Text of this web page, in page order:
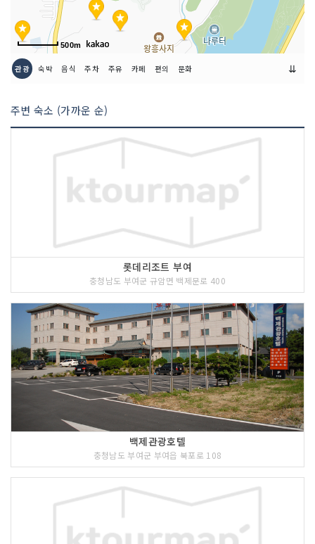
500m
관광 숙박 음식 주차 주유 카페 편의 문화 ⇊
주변 숙소 (가까운 순)
롯데리조트 부여
충청남도 부여군 규암면 백제문로 400
백제관광호텔
충청남도 부여군 부여읍 북포로 108